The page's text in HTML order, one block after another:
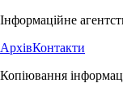
Інформаційне
АрхівКонтакти
Копіювання